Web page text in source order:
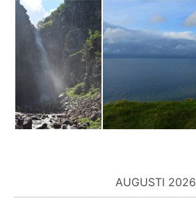
AUGUSTI 2026